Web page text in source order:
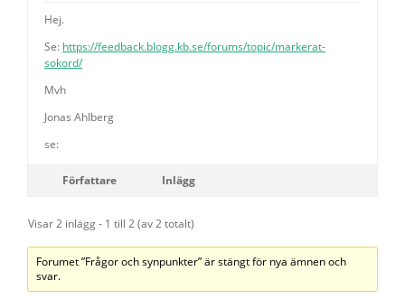
Hej.
Se: https://feedback.blogg.kb.se/forums/topic/markerat-
sokord/
Mvh
Jonas Ahlberg
se:
Författare Inlägg
Visar 2 inlägg - 1 till 2 (av 2 totalt)
Forumet ”Frågor och synpunkter” är stängt för nya ämnen och
svar.